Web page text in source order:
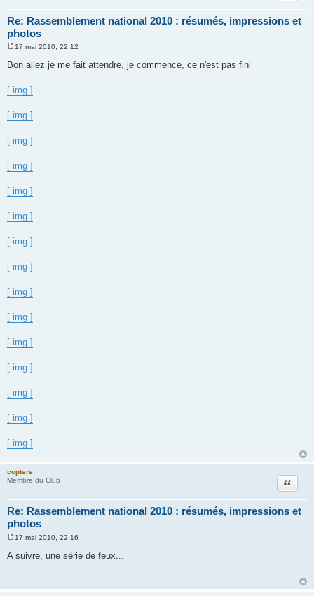
Re: Rassemblement national 2010 : résumés, impressions et
photos
s
g
17 mai 2010, 22:12
Bon allez je me fait attendre, je commence, ce n'est pas fini
[ img ]
[ img ]
[ img ]
[ img ]
[ img ]
[ img ]
[ img ]
[ img ]
[ img ]
[ img ]
[ img ]
[ img ]
[ img ]
[ img ]
[ img ]
coptere
Membre du Club
Re: Rassemblement national 2010 : résumés, impressions et
photos
Citation
s
17 mai 2010, 22:16
A suivre, une série de feux...